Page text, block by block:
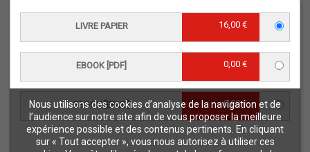
Nous utilisons des cookies d’analyse de la navigation et de
l’audience sur notre site afin de vous proposer la meilleure
expérience possible et des contenus pertinents. En cliquant
sur « Tout accepter », vous nous autorisez à utiliser ces
LIVRE PAPIER 16,00 €
EBOOK [PDF] 0,00 €
EBOOK [EPUB] 0,00 €
Vous êtes journaliste
Vous êtes libraire
Foreign rights
Procédure d'évaluation
NOTRE SITE
Quae © 2018